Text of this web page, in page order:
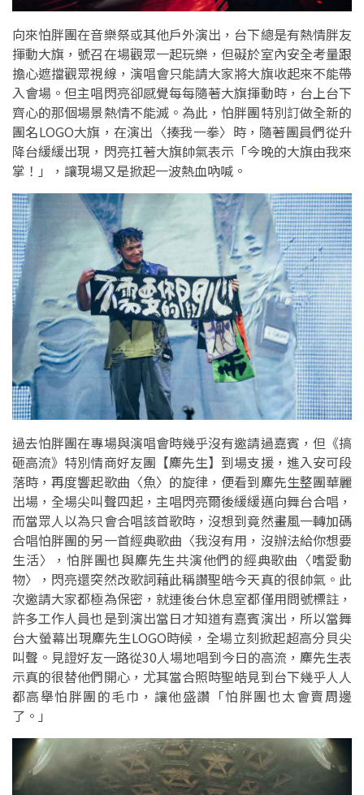
向來怕胖團在音樂祭或其他戶外演出，台下總是有熱情胖友
揮動大旗，號召在場觀眾一起玩樂，但礙於室內安全考量跟
擔心遮擋觀眾視線，演唱會只能請大家將大旗收起來不能帶
入會場。但主唱閃亮卻感覺每每隨著大旗揮動時，台上台下
齊心的那個場景熱情不能滅。為此，怕胖團特別訂做全新的
團名LOGO大旗，在演出〈揍我一拳〉時，隨著團員們從升
降台緩緩出現，閃亮扛著大旗帥氣表示「今晚的大旗由我來
掌！」，讓現場又是掀起一波熱血吶喊。
過去怕胖團在專場與演唱會時幾乎沒有邀請過嘉賓，但《搞
砸高流》特別情商好友團【麋先生】到場支援，進入安可段
落時，再度響起歌曲〈魚〉的旋律，便看到麋先生整團華麗
出場，全場尖叫聲四起，主唱閃亮爾後緩緩邁向舞台合唱，
而當眾人以為只會合唱該首歌時，沒想到竟然畫風一轉加碼
合唱怕胖團的另一首經典歌曲〈我沒有用，沒辦法給你想要
生活〉，怕胖團也與麋先生共演他們的經典歌曲〈嗜愛動
物〉，閃亮還突然改歌詞藉此稱讚聖皓今天真的很帥氣。此
次邀請大家都極為保密，就連後台休息室都僅用問號標註，
許多工作人員也是到演出當日才知道有嘉賓演出，所以當舞
台大螢幕出現麋先生LOGO時候，全場立刻掀起超高分貝尖
叫聲。見證好友一路從30人場地唱到今日的高流，麋先生表
示真的很替他們開心，尤其當合照時聖皓見到台下幾乎人人
都高舉怕胖團的毛巾，讓他盛讚「怕胖團也太會賣周邊
了。」